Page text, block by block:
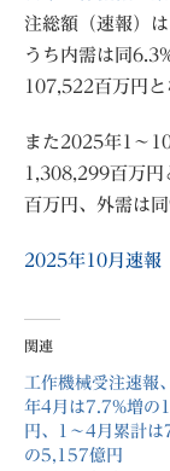
注総額（速報）
うち内需は同
107,522百万円と
また2025年1〜
1,308,299百万円
百万円、外需は
2025年10月速報
関連
工作機械受注速報
年4月は7.7%増の
円、1〜4月累計は
の5,157億円